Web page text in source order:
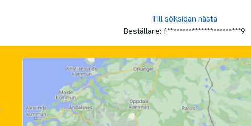
Till söksidan nästa
Beställare: f************************9